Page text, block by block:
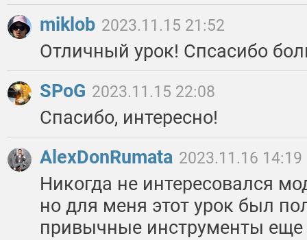
miklob 2023.11.15 21:52
Отличный урок! Спсасибо
SPoG 2023.11.15 22:08
Спасибо, интересно!
AlexDonRumata 2023.11.16 14:19
Никогда не интересовался
но для меня этот урок был
привычные инструменты еще